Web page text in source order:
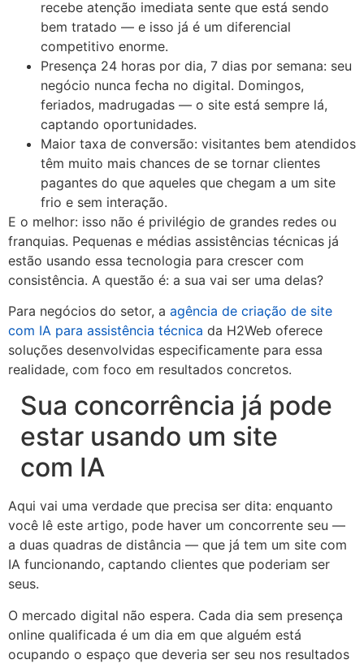
recebe atenção imediata sente que está sendo
bem tratado — e isso já é um diferencial
competitivo enorme.
Presença 24 horas por dia, 7 dias por semana: seu
negócio nunca fecha no digital. Domingos,
feriados, madrugadas — o site está sempre lá,
captando oportunidades.
Maior taxa de conversão: visitantes bem atendidos
têm muito mais chances de se tornar clientes
pagantes do que aqueles que chegam a um site
frio e sem interação.
E o melhor: isso não é privilégio de grandes redes ou
franquias. Pequenas e médias assistências técnicas já
estão usando essa tecnologia para crescer com
consistência. A questão é: a sua vai ser uma delas?
Para negócios do setor, a agência de criação de site
com IA para assistência técnica da H2Web oferece
soluções desenvolvidas especificamente para essa
realidade, com foco em resultados concretos.
Sua concorrência já pode
estar usando um site
com IA
Aqui vai uma verdade que precisa ser dita: enquanto
você lê este artigo, pode haver um concorrente seu —
a duas quadras de distância — que já tem um site com
IA funcionando, captando clientes que poderiam ser
seus.
O mercado digital não espera. Cada dia sem presença
online qualificada é um dia em que alguém está
ocupando o espaço que deveria ser seu nos resultados